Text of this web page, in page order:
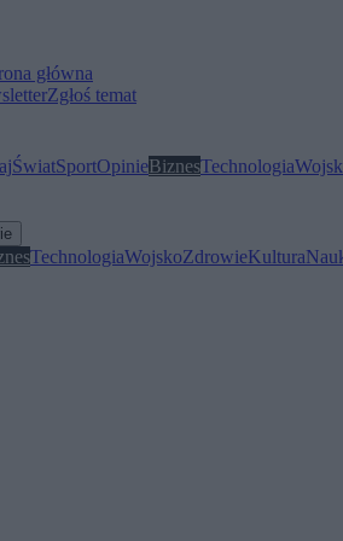
główna
Zgłoś temat
ŚwiatSportOpinieBiznesTechnologia
TechnologiaWojskoZdrowieKultura